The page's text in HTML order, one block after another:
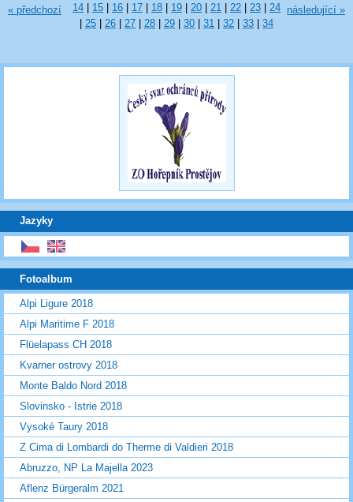
« předchozí
14
15 16 17 18 19 20 21 22 23
24
25 26 27 28 29 30 31 32 33 34
následující »
Jazyky
Fotoalbum
Alpi Ligure 2018
Alpi Maritime F 2018
Flüelapass CH 2018
Kvarner ostrovy 2018
Monte Baldo Nord 2018
Slovinsko - Istrie 2018
Vysoké Taury 2018
Z Cima di Lombardi do Therme di Valdieri 2018
Abruzzo, NP La Majella 2023
Aflenz Bürgeralm 2021